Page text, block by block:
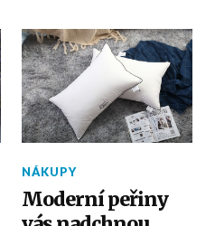
NÁKUPY
Moderní peřiny